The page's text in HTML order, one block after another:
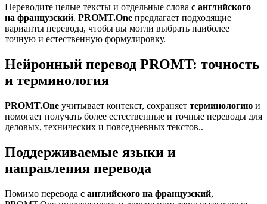
Переводите целые тексты и отдельные слова с английского
на французский. PROMT.One предлагает подходящие
варианты перевода, чтобы вы могли выбрать наиболее
точную и естественную формулировку.
Нейронный перевод PROMT: точность
и терминология
PROMT.One учитывает контекст, сохраняет терминологию и
помогает получать более естественные и точные переводы для
деловых, технических и повседневных текстов..
Поддерживаемые языки и
направления перевода
Помимо перевода с английского на французский,